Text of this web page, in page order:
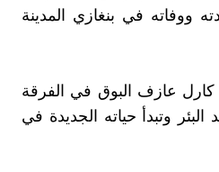
ووفاته في بنغازي المدينة
كارل عازف البوق في الفرقة
وتبدأ حياته الجديدة في